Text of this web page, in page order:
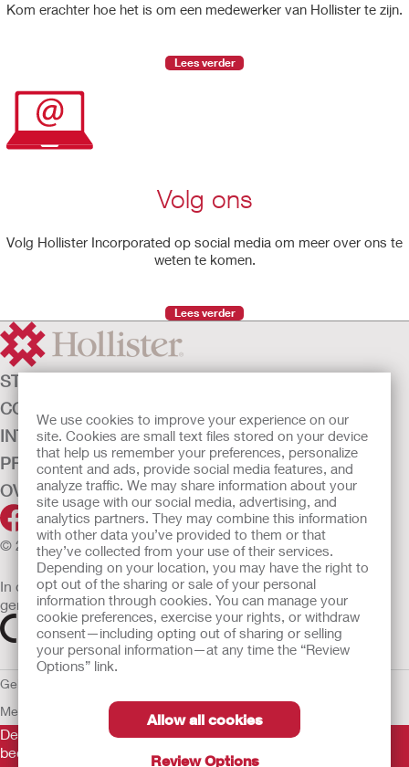
We use cookies to improve your experience on our
site. Cookies are small text files stored on your device
that help us remember your preferences, personalize
content and ads, provide social media features, and
analyze traffic. We may share information about your
site usage with our social media, advertising, and
analytics partners. They may combine this information
with other data you’ve provided to them or that
they’ve collected from your use of their services.
Depending on your location, you may have the right to
opt out of the sharing or sale of your personal
information through cookies. You can manage your
cookie preferences, exercise your rights, or withdraw
consent—including opting out of sharing or selling
your personal information—at any time the “Review
Options” link.
Allow all cookies
Review Options
Kom erachter hoe het is om een medewerker van Hollister te zijn.
Lees verder
Volg ons
Volg Hollister Incorporated op social media om meer over ons te
weten te komen.
Lees verder
STOMAZORG
CONTINENTIEZORG
INTENSIEVE ZORG
PRODUCTEN
OVER ONS
© 2026 Hollister Incorporated
In de EU verkochte medische hulpmiddelen dienen
gemarkeerd te zijn met een van de volgende symbolen
Gebruiksvoorwaarden
Mededeling aan Klokkenluiders
De verstrekte informatie is geen medisch advies en is niet
bedoeld als vervanging voor het advies van uw eigen arts of